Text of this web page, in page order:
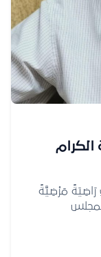
رَاضِيَةً مَرْضِيَّةً